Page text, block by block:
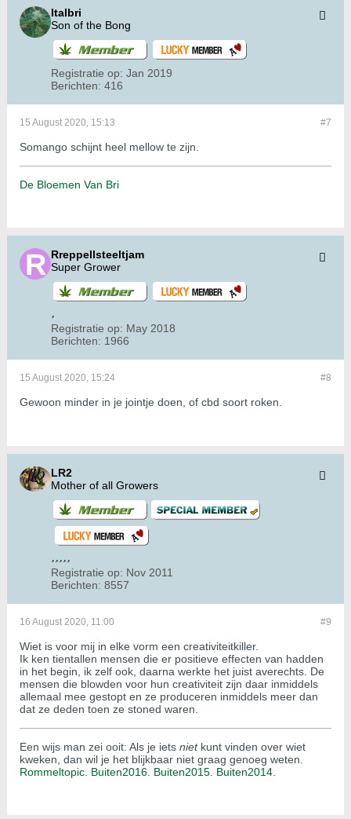
Italbri
Son of the Bong
Registratie op: Jan 2019
Berichten: 416
#7
15 August 2020, 15:13
Somango schijnt heel mellow te zijn.
De Bloemen Van Bri
Rreppellsteeltjam
Super Grower
Registratie op: May 2018
Berichten: 1966
#8
15 August 2020, 15:24
Gewoon minder in je jointje doen, of cbd soort roken.
LR2
Mother of all Growers
Registratie op: Nov 2011
Berichten: 8557
#9
16 August 2020, 11:00
Wiet is voor mij in elke vorm een creativiteitkiller.
Ik ken tientallen mensen die er positieve effecten van hadden
in het begin, ik zelf ook, daarna werkte het juist averechts. De
mensen die blowden voor hun creativiteit zijn daar inmiddels
allemaal mee gestopt en ze produceren inmiddels meer dan
dat ze deden toen ze stoned waren.
Een wijs man zei ooit: Als je iets nietkunt vinden over wiet
kweken, dan wil je het blijkbaar niet graag genoeg weten.
Rommeltopic. Buiten2016. Buiten2015 Buiten2014